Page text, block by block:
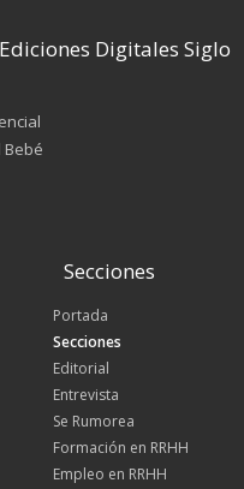
Digitales Siglo
Bebé
Secciones
Portada
Secciones
Editorial
Entrevista
Se Rumorea
Formación en RRHH
Empleo en RRHH